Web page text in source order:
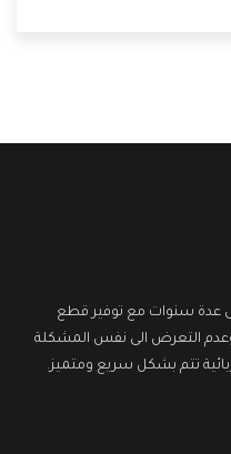
عدة سنوات مع توفير قطع
وعدم التعرض الى نفس المشكلة
تتم بشكل سريع ومتميز.